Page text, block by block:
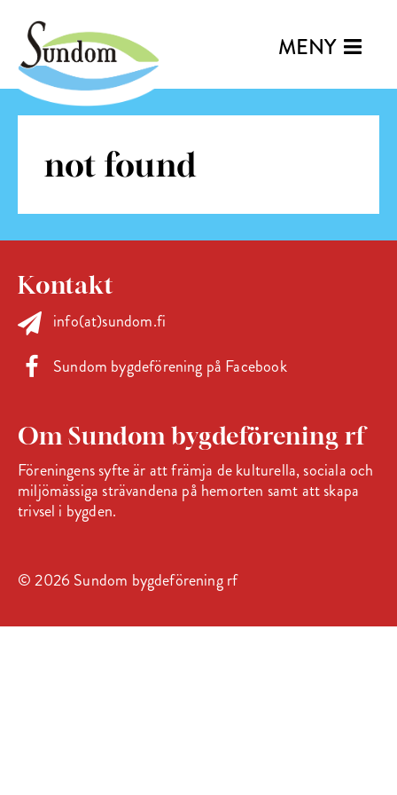
MENY
not found
Kontakt
info(at)sundom.fi
Sundom bygdeförening på Facebook
Om Sundom bygdeförening rf
Föreningens syfte är att främja de kulturella, sociala och
miljömässiga strävandena på hemorten samt att skapa
trivsel i bygden.
© 2026 Sundom bygdeförening rf